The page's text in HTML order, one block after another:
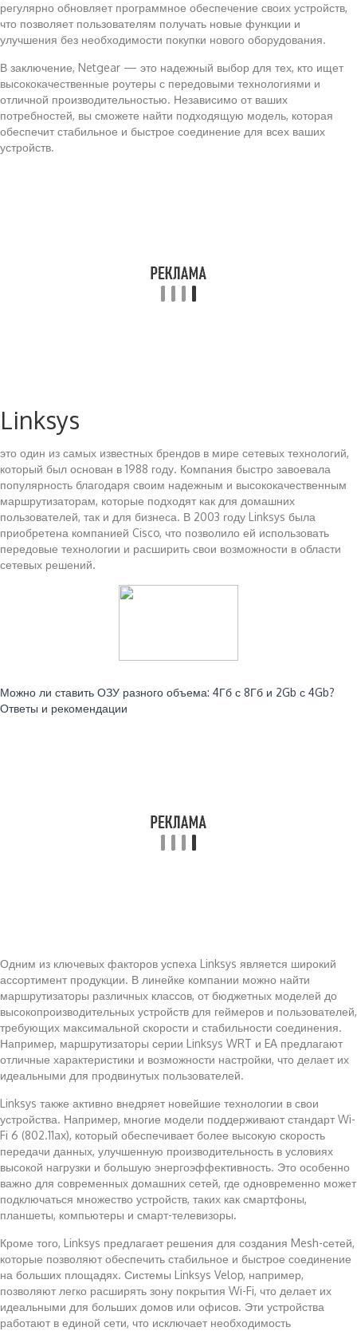
регулярно обновляет программное обеспечение своих устройств,
что позволяет пользователям получать новые функции и
улучшения без необходимости покупки нового оборудования.
В заключение, Netgear — это надежный выбор для тех, кто ищет
высококачественные роутеры с передовыми технологиями и
отличной производительностью. Независимо от ваших
потребностей, вы сможете найти подходящую модель, которая
обеспечит стабильное и быстрое соединение для всех ваших
устройств.
Linksys
это один из самых известных брендов в мире сетевых технологий,
который был основан в 1988 году. Компания быстро завоевала
популярность благодаря своим надежным и высококачественным
маршрутизаторам, которые подходят как для домашних
пользователей, так и для бизнеса. В 2003 году Linksys была
приобретена компанией Cisco, что позволило ей использовать
передовые технологии и расширить свои возможности в области
сетевых решений.
Можно ли ставить ОЗУ разного объема: 4Гб с 8Гб и 2Gb с 4Gb?
Ответы и рекомендации
Одним из ключевых факторов успеха Linksys является широкий
ассортимент продукции. В линейке компании можно найти
маршрутизаторы различных классов, от бюджетных моделей до
высокопроизводительных устройств для геймеров и пользователей,
требующих максимальной скорости и стабильности соединения.
Например, маршрутизаторы серии Linksys WRT и EA предлагают
отличные характеристики и возможности настройки, что делает их
идеальными для продвинутых пользователей.
Linksys также активно внедряет новейшие технологии в свои
устройства. Например, многие модели поддерживают стандарт Wi-
Fi 6 (802.11ax), который обеспечивает более высокую скорость
передачи данных, улучшенную производительность в условиях
высокой нагрузки и большую энергоэффективность. Это особенно
важно для современных домашних сетей, где одновременно может
подключаться множество устройств, таких как смартфоны,
планшеты, компьютеры и смарт-телевизоры.
Кроме того, Linksys предлагает решения для создания Mesh-сетей,
которые позволяют обеспечить стабильное и быстрое соединение
на больших площадях. Системы Linksys Velop, например,
позволяют легко расширять зону покрытия Wi-Fi, что делает их
идеальными для больших домов или офисов. Эти устройства
работают в единой сети, что исключает необходимость